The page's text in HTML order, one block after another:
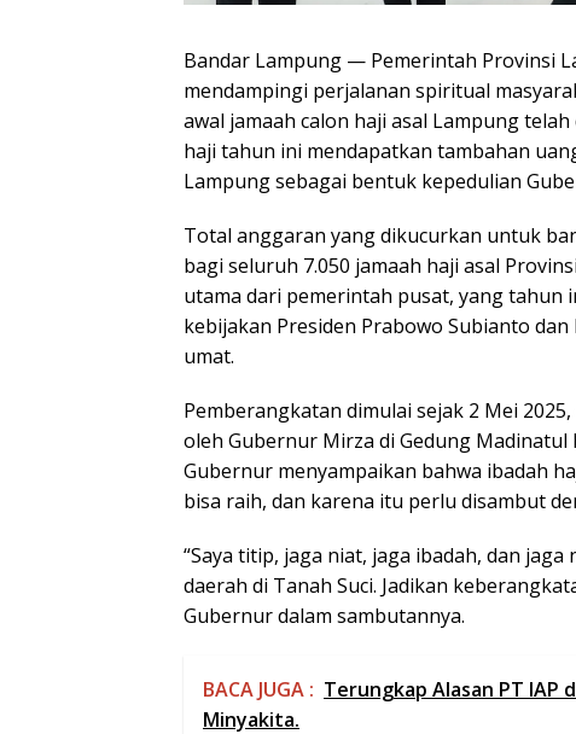
Bandar Lampung — Pemerintah Provinsi
mendampingi perjalanan spiritual
awal jamaah calon haji asal Lampung
haji tahun ini mendapatkan tambahan
Lampung sebagai bentuk kepedulian
Total anggaran yang dikucurkan untuk
bagi seluruh 7.050 jamaah haji asal
utama dari pemerintah pusat, yang tahun
kebijakan Presiden Prabowo Subianto
umat.
Pemberangkatan dimulai sejak 2 Mei
oleh Gubernur Mirza di Gedung Madinatul
Gubernur menyampaikan bahwa ibadah
bisa raih, dan karena itu perlu disambut
“Saya titip, jaga niat, jaga ibadah, dan
daerah di Tanah Suci. Jadikan
Gubernur dalam sambutannya.
BACA JUGA : Terungkap Alasan PT IAP
Minyakita.